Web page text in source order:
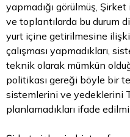
yapmadığı görülmüş,
ve toplantılarda bu durum
yurt içine getirilmesine
çalışması yapmadıkları,
teknik olarak mümkün
politikası gereği böyle bir
sistemlerini ve yedeklerini
planlamadıkları ifade